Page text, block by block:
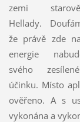
zemi
Hellady.
že právě zde
energie
svého
účinku. Místo
ověřeno. A s
vykonána a